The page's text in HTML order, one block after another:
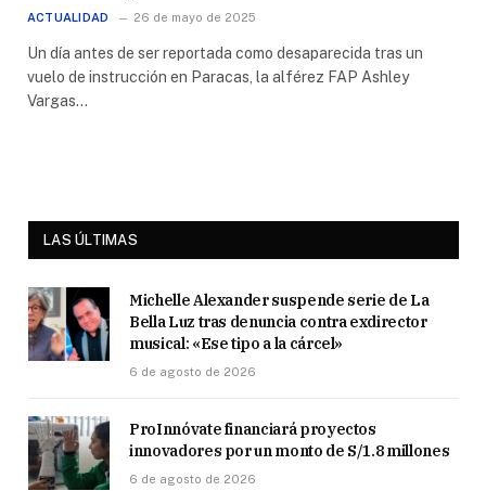
ACTUALIDAD 26 de mayo de 2025
Un día antes de ser reportada como desaparecida tras un
vuelo de instrucción en Paracas, la alférez FAP Ashley
Vargas…
LAS ÚLTIMAS
Michelle Alexander suspende serie de La
Bella Luz tras denuncia contra exdirector
musical: «Ese tipo a la cárcel»
6 de agosto de 2026
ProInnóvate financiará proyectos
innovadores por un monto de S/1.8 millones
6 de agosto de 2026